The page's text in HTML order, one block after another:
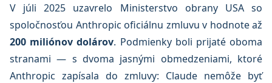
V júli 2025 uzavrelо Ministerstvo obrany USA so
spoločnosťou Anthropic oficiálnu zmluvu v hodnote až
200 miliónov dolárov. Podmienky boli prijaté oboma
stranami — s dvoma jasnými obmedzeniami, ktoré
Anthropic zapísala do zmluvy: Claude nemôže byť